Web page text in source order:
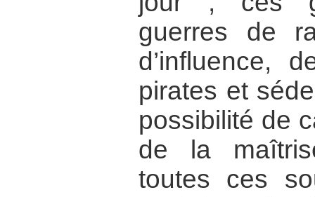
guerres de
d’influence,
pirates et
possibilité de
de la
toutes ces